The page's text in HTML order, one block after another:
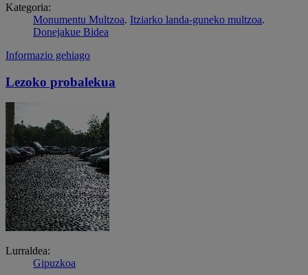
Kategoria:
Monumentu Multzoa. Itziarko landa-guneko multzoa.
Donejakue Bidea
Informazio gehiago
Lezoko probalekua
Lurraldea:
Gipuzkoa